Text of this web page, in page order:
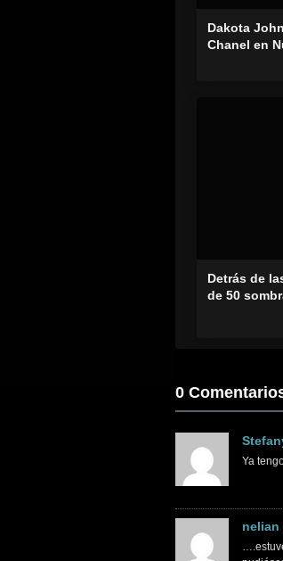
Dakota
Chanel en
Detrás de
de 50
0
Ya
nelian